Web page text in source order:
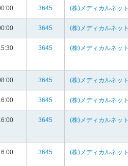
3645 (株)メディカルネット
3645 (株)メディカルネット
3645 (株)メディカルネット
3645 (株)メディカルネット
3645 (株)メディカルネット
3645 (株)メディカルネット
3645 (株)メディカルネット